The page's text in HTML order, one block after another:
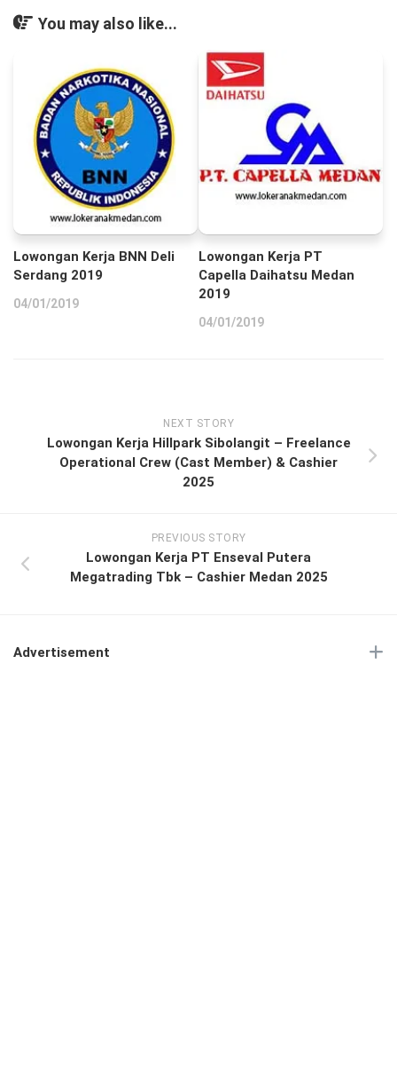
You may also like...
Lowongan Kerja BNN Deli
Serdang 2019
04/01/2019
Lowongan Kerja PT
Capella Daihatsu Medan
2019
04/01/2019
NEXT STORY
Lowongan Kerja Hillpark Sibolangit – Freelance
Operational Crew (Cast Member) & Cashier
2025
PREVIOUS STORY
Lowongan Kerja PT Enseval Putera
Megatrading Tbk – Cashier Medan 2025
Advertisement